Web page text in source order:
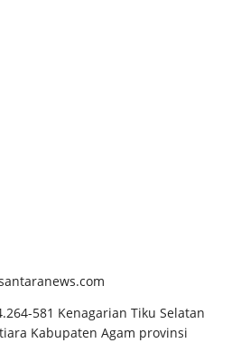
581 Kenagarian Tiku Selatan
Kabupaten Agam provinsi